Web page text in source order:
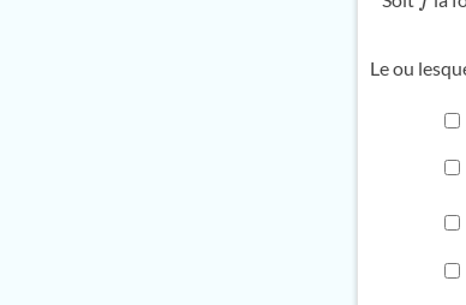
Le ou